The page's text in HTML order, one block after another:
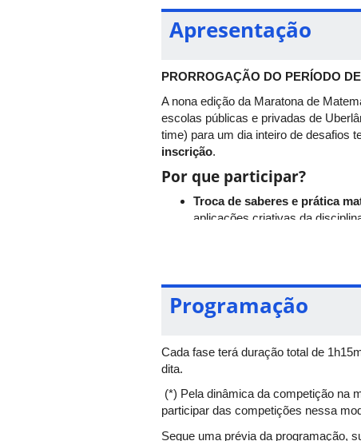
Apresentação
PRORROGAÇÃO DO PERÍODO
A nona edição da Maratona de
escolas públicas e privadas de
time) para um dia inteiro de desafios
inscrição.
Por que participar?
Troca de saberes e prática
aplicações criativas da
Destaques da
Provas em equipe–
Ambiente inclusivo e
Quer saber como tudo funciona?
matemático(a) por um dia na UFU –
Programação
Cada fase terá duração total de
dita.
(*) Pela dinâmica da competição na
participar das competições nessa
Segue uma prévia da programação,